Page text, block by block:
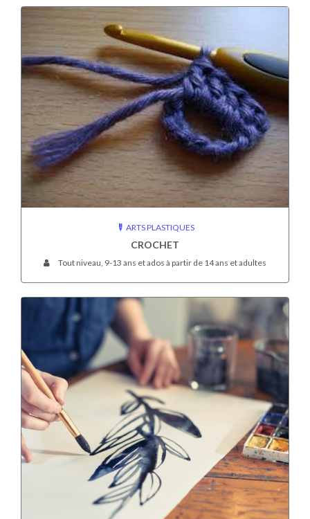
ARTS PLASTIQUES
CROCHET
Tout niveau, 9-13 ans et ados à partir de 14 ans et adultes